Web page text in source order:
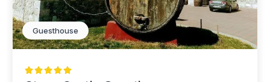
Guesthouse